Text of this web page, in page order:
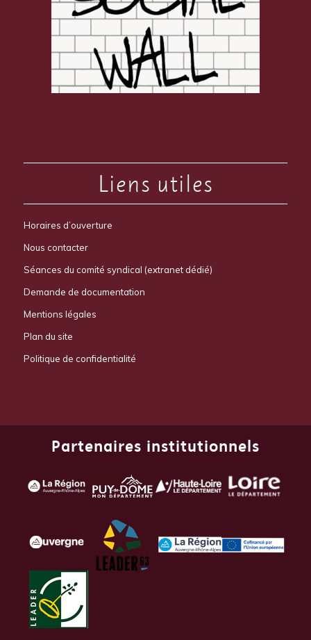
Liens utiles
Horaires d’ouverture
Nous contacter
Séances du comité syndical (extranet dédié)
Demande de documentation
Mentions légales
Plan du site
Politique de confidentialité
Partenaires institutionnels